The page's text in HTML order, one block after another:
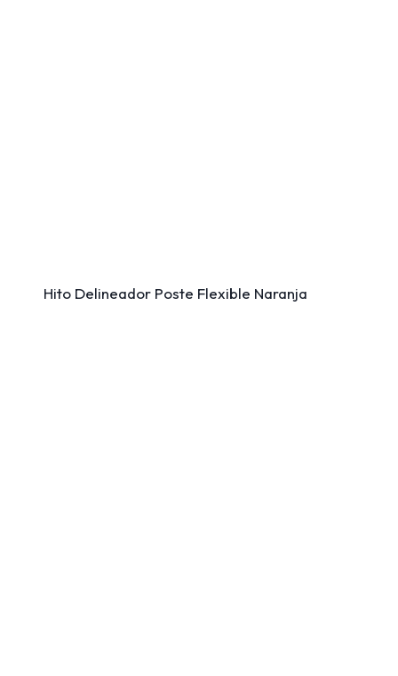
Hito Delineador Poste Flexible Naranja